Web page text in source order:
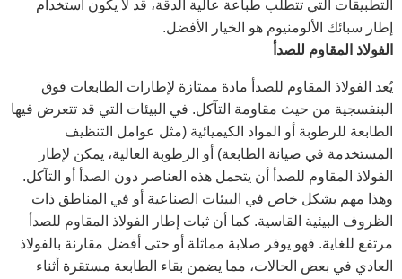
التطبيقات التي تتطلب طباعة عالية الدقة، قد لا يكون استخدام
إطار سبائك الألومنيوم هو الخيار الأفضل.
الفولاذ المقاوم للصدأ
يُعد الفولاذ المقاوم للصدأ مادة ممتازة لإطارات الطابعات فوق
البنفسجية من حيث مقاومة التآكل. في البيئات التي قد تتعرض فيها
الطابعة للرطوبة أو المواد الكيميائية (مثل عوامل التنظيف
المستخدمة في صيانة الطابعة) أو الرطوبة العالية، يمكن لإطار
الفولاذ المقاوم للصدأ أن يتحمل هذه العناصر دون الصدأ أو التآكل.
وهذا مهم بشكل خاص في البيئات الصناعية أو في المناطق ذات
الظروف البيئية القاسية. كما أن ثبات إطار الفولاذ المقاوم للصدأ
مرتفع للغاية. فهو يوفر صلابة مماثلة أو حتى أفضل مقارنة بالفولاذ
العادي في بعض الحالات، مما يضمن بقاء الطابعة مستقرة أثناء